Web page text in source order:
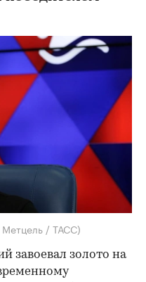
/ ТАСС)
завоевал золото на